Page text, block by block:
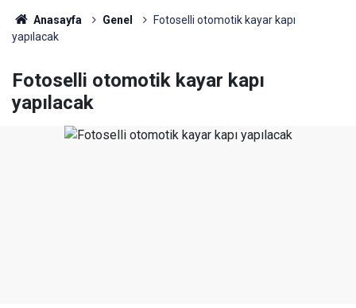
Anasayfa Genel
Fotoselli otomotik kayar kapı
yapılacak
Fotoselli otomotik kayar kapı
yapılacak